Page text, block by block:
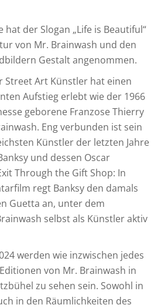
hat der Slogan „Life is Beautiful“
von Mr. Brainwash und den
Gestalt angenommen.
Street Art Künstler hat einen
Aufstieg erlebt wie der 1966
geborene Franzose Thierry
Eng verbunden ist sein
Künstler der letzten Jahre
und dessen Oscar
Through the Gift Shop: In
regt Banksy den damals
Guetta an, unter dem
selbst als Künstler aktiv
werden wie inzwischen jedes
von Mr. Brainwash in
zu sehen sein. Sowohl in
in den Räumlichkeiten des